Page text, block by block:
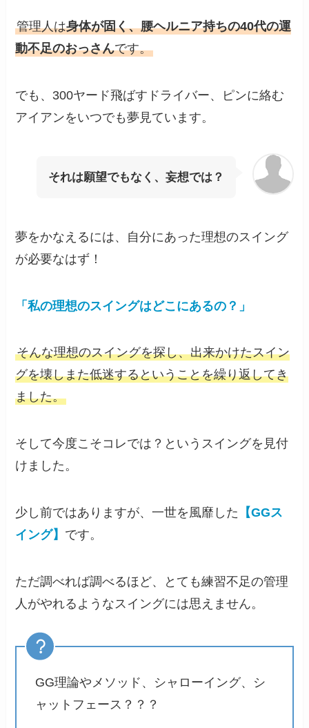
管理人は身体が固く、腰ヘルニア持ちの40代の運
動不足のおっさんです。
でも、300ヤード飛ばすドライバー、ピンに絡む
アイアンをいつでも夢見ています。
それは願望でもなく、妄想では？
夢をかなえるには、自分にあった理想のスイング
が必要なはず！
「私の理想のスイングはどこにあるの？」
そんな理想のスイングを探し、出来かけたスイン
グを壊しまた低迷するということを繰り返してき
ました。
そして今度こそコレでは？というスイングを見付
けました。
少し前ではありますが、一世を風靡した
【GGス
イング】 です。
ただ調べれば調べるほど、とても練習不足の管理
人がやれるようなスイングには思えません。
GG理論やメソッド、シャローイング、シ
ャットフェース？？？